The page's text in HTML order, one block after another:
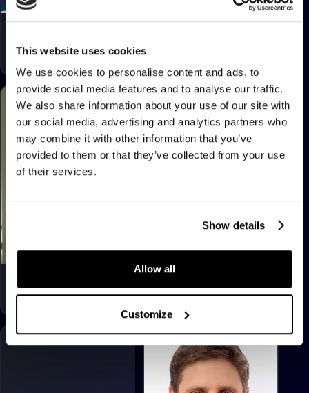
This website uses cookies
We use cookies to personalise content and ads, to
provide social media features and to analyse our traffic.
We also share information about your use of our site with
our social media, advertising and analytics partners who
may combine it with other information that you’ve
provided to them or that they’ve collected from your use
of their services.
Show details
Allow all
Customize
责人兼集团首席信息官
米其林集团CDIO
Adecco集团首席数字与信息